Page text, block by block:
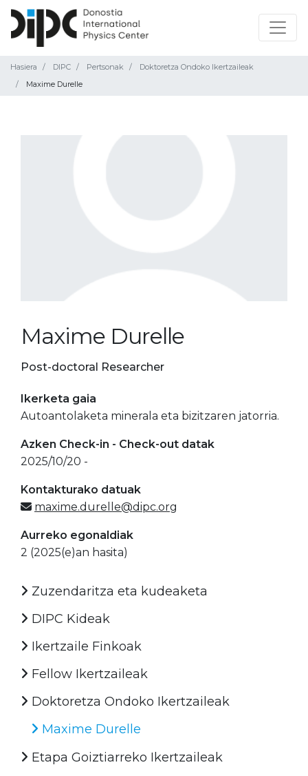
Hasiera DIPC Pertsonak
Doktoretza Ondoko Ikertzaileak
Maxime Durelle
Maxime Durelle
Post-doctoral Researcher
Ikerketa gaia
Autoantolaketa minerala eta bizitzaren jatorria.
Azken Check-in - Check-out datak
2025/10/20 -
Kontakturako datuak
maxime.durelle@dipc.org
Aurreko egonaldiak
2 (2025(e)an hasita)
Zuzendaritza eta kudeaketa
DIPC Kideak
Ikertzaile Finkoak
Fellow Ikertzaileak
Doktoretza Ondoko Ikertzaileak
Maxime Durelle
Etapa Goiztiarreko Ikertzaileak